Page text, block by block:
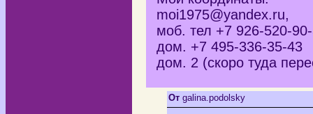
moi1975@yandex.ru,
моб. тел +7 926-520-
дом. +7 495-336-35-43
дом. 2 (скоро туда
От galina.podolsky